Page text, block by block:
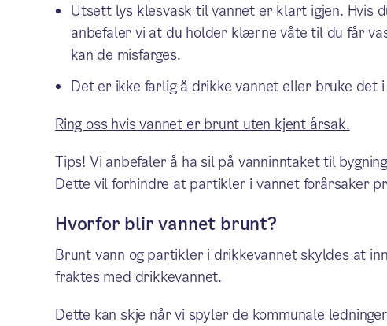
Utsett lys klesvask til vannet er klart igjen. Hvis
anbefaler vi at du holder klærne våte til du får
kan de misfarges.
Det er ikke farlig å drikke vannet eller bruke det
Ring oss hvis vannet er brunt uten kjent årsak.
Tips! Vi anbefaler å ha sil på vanninntaket til
Dette vil forhindre at partikler i vannet forårsaker
Hvorfor blir vannet brunt?
Brunt vann og partikler i drikkevannet skyldes at
fraktes med drikkevannet.
Dette kan skje når vi spyler de kommunale